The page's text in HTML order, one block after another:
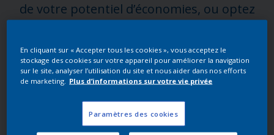
de votre potentiel d’économies, ou optez
par nos experts pour des analyses plus
approfondies et personnalisées.
Accédez à l’évaluation complète
En cliquant sur « Accepter tous les cookies », vous acceptez le
stockage des cookies sur votre appareil pour améliorer la navigation
sur le site, analyser l’utilisation du site et nous aider dans nos efforts
de marketing. Plus d’informations sur votre vie privée
Paramètres des cookies